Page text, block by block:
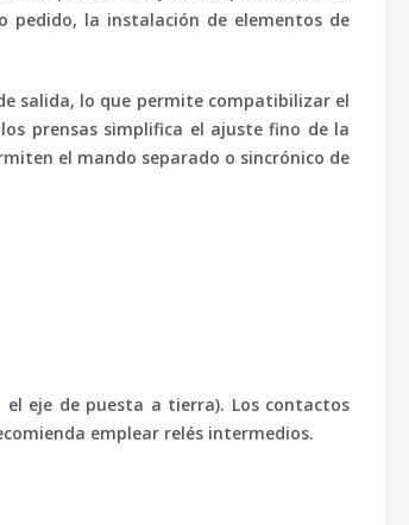
pedido, la instalación de elementos de
salida, lo que permite compatibilizar el
prensas simplifica el ajuste fino de la
el mando separado o sincrónico de
eje de puesta a tierra). Los contactos
emplear relés intermedios.